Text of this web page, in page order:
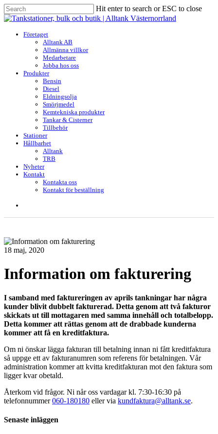
Skip
to
content
Hit enter to search or ESC to close
Close
search
Menu
Företaget
Alltank AB
Allmänna villkor
Medarbetare
Jobba hos oss
Produkter
Bensin
Diesel
Eldningsolja
Smörjmedel
Kemtekniska produkter
Tankar & Cisterner
Tillbehör
Stationer
Hållbarhet
Alltank
TRB
Nyheter
Kontakt
Kontakta oss
Kontakt för beställning
18 maj, 2020
Information om fakturering
I samband med faktureringen av aprils tankningar har några
kunder blivit dubbelt fakturerad. Detta genom att två fakturor
skickats ut till mottagaren med samma innehåll och totalbelopp.
Detta kommer att rättas genom att de drabbade kunderna
kommer att få en kreditfaktura.
Om ni önskar lägga fakturan till betalning innan ni fått kreditfaktura
så uppge ett av fakturanumren som referens för betalningen. Vår
administration kommer att kvitta kreditfakturan mot den faktura som
ligger kvar obetald.
Återkom vid frågor. Ni når oss vardagar kl. 7:30-16:30 på
telefonnummer060-180180 eller via kundfaktura@alltank.se.
Senaste inläggen